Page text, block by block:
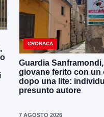
CRONACA
Guardia Sanframondi,
giovane ferito con un
dopo una lite:
presunto autore
7 AGOSTO 2026